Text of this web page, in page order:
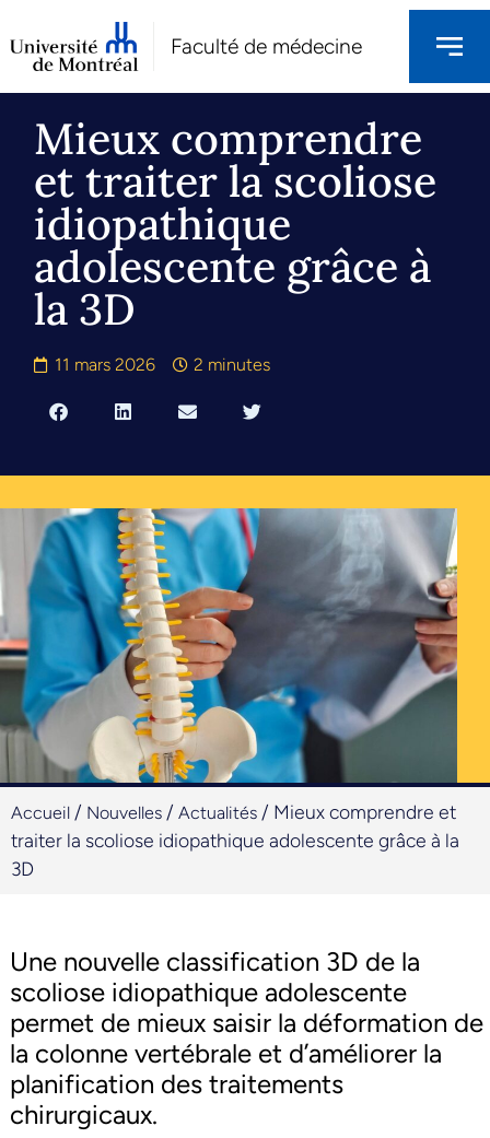
Faculté de médecine
Mieux comprendre
et traiter la scoliose
idiopathique
adolescente grâce à
la 3D
11 mars 2026 2 minutes
Accueil / Nouvelles / Actualités / Mieux comprendre et
traiter la scoliose idiopathique adolescente grâce à la
3D
Une nouvelle classification 3D de la
scoliose idiopathique adolescente
permet de mieux saisir la déformation de
la colonne vertébrale et d’améliorer la
planification des traitements
chirurgicaux.